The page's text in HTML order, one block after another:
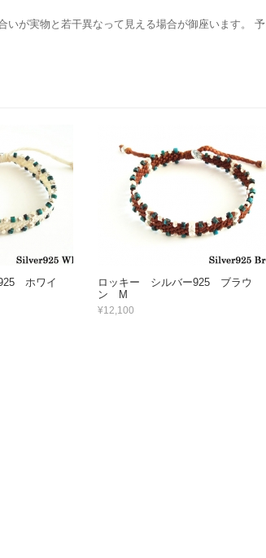
いが実物と若干異なって見える場合が御座います。 予
ホワイ
ロッキー シルバー925 ブラウ
ン M
¥12,100